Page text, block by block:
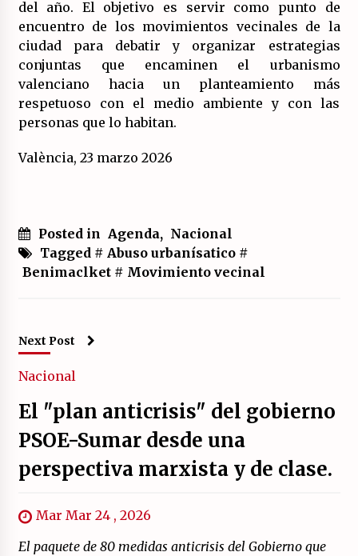
del año. El objetivo es servir como punto de
encuentro de los movimientos vecinales de la
ciudad para debatir y organizar estrategias
conjuntas que encaminen el urbanismo
valenciano hacia un planteamiento más
respetuoso con el medio ambiente y con las
personas que lo habitan.
València, 23 marzo 2026
Posted in Agenda, Nacional
Tagged # Abuso urbanísatico#
Benimaclket# Movimiento vecinal
Next Post
Nacional
El "plan anticrisis" del gobierno
PSOE-Sumar desde una
perspectiva marxista y de clase.
Mar Mar 24 , 2026
El paquete de 80 medidas anticrisis del Gobierno que